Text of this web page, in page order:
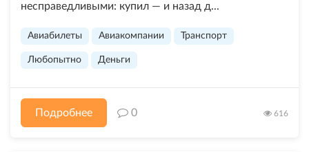
несправедливыми: купил — и назад д...
Авиабилеты Авиакомпании Транспорт
Любопытно Деньги
Подробнее 0 616